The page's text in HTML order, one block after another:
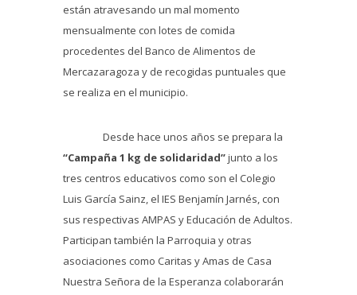
están atravesando un mal momento
mensualmente con lotes de comida
procedentes del Banco de Alimentos de
Mercazaragoza y de recogidas puntuales que
se realiza en el municipio.
Desde hace unos años se prepara la
“Campaña 1 kg de solidaridad”junto a los
tres centros educativos como son el Colegio
Luis García Sainz, el IES Benjamín Jarnés, con
sus respectivas AMPAS y Educación de Adultos.
Participan también la Parroquia y otras
asociaciones como Caritas y Amas de Casa
Nuestra Señora de la Esperanza colaborarán